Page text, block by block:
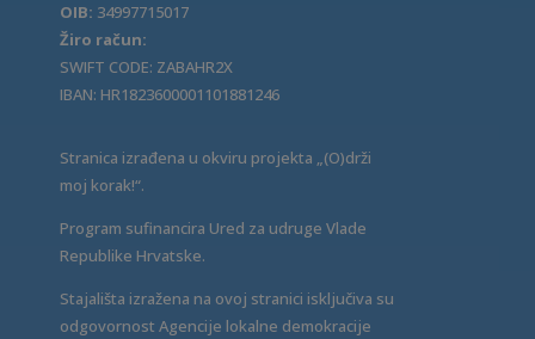
OIB: 34997715017
Žiro račun:
SWIFT CODE: ZABAHR2X
IBAN: HR1823600001101881246
Stranica izrađena u okviru projekta „(O)drži
moj korak!“.
Program sufinancira Ured za udruge Vlade
Republike Hrvatske.
Stajališta izražena na ovoj stranici isključiva su
odgovornost Agencije lokalne demokracije